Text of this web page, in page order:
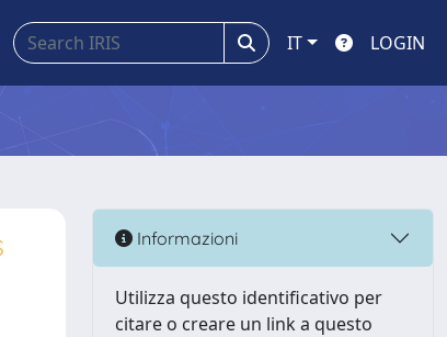
IT LOGIN
Informazioni
Utilizza questo identificativo per
citare o creare un link a questo